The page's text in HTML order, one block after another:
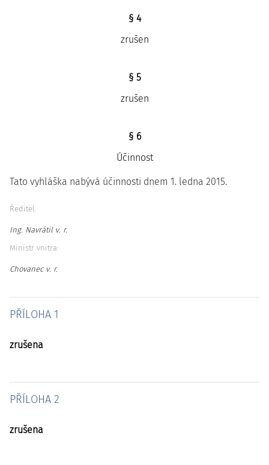
§ 4
zrušen
§ 5
zrušen
§ 6
Účinnost
Tato vyhláška nabývá účinnosti dnem 1. ledna 2015.
Ředitel:
Ing. Navrátil v. r.
Ministr vnitra:
Chovanec v. r.
PŘÍLOHA 1
zrušena
PŘÍLOHA 2
zrušena